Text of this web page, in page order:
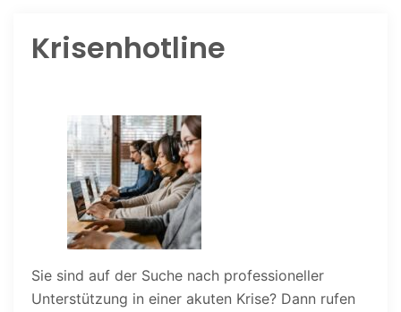
Krisenhotline
Sie sind auf der Suche nach professioneller
Unterstützung in einer akuten Krise? Dann rufen